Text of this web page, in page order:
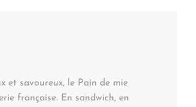
et savoureux, le Pain de mie
française. En sandwich, en